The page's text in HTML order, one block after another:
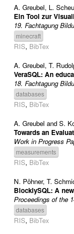
A. Greubel, L.
Ein Tool zur
19. Fachtagung
minecraft
RIS, BibTex
A. Greubel, T.
VeraSQL: An
18. Fachtagung
databases
RIS, BibTex
A. Greubel and S.
Towards an
Work in Progress
measurements
RIS, BibTex
N. Pöhner, T.
BlocklySQL: A
Proceedings of the
databases
RIS, BibTex